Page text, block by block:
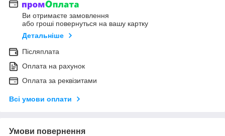
Ви отримаєте замовлення
або гроші повернуться на вашу картку
Детальніше
Післяплата
Оплата на рахунок
Оплата за реквізитами
Всі умови оплати
Умови повернення